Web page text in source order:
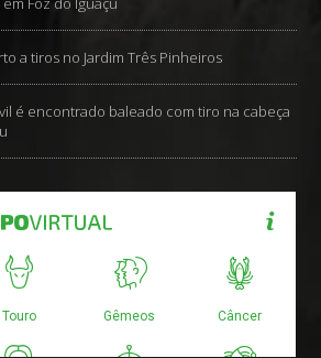
a tiros no Jardim Três Pinheiros
é encontrado baleado com tiro na cabeça